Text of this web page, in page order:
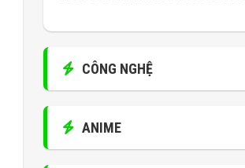
CÔNG NGHỆ
ANIME